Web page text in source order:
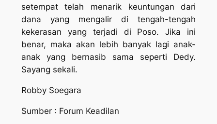
setempat telah menarik keuntungan dari
dana yang mengalir di tengah-tengah
kekerasan yang terjadi di Poso. Jika ini
benar, maka akan lebih banyak lagi anak-
anak yang bernasib sama seperti Dedy.
Sayang sekali.
Robby Soegara
Sumber : Forum Keadilan